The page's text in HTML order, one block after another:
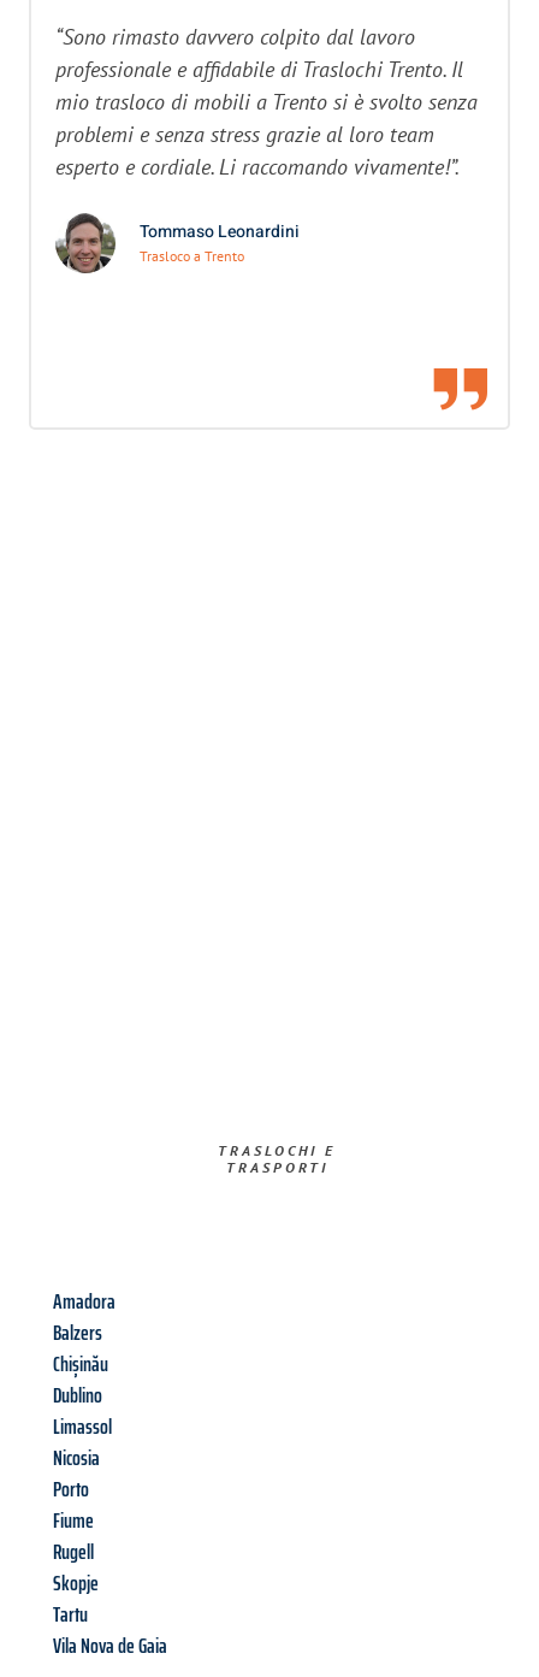
“Sono rimasto davvero colpito dal lavoro
professionale e affidabile di Traslochi Trento. Il
mio trasloco di mobili a Trento si è svolto senza
problemi e senza stress grazie al loro team
esperto e cordiale. Li raccomando vivamente!”.
Tommaso Leonardini
Trasloco a Trento
TRASLOCHI E
TRASPORTI​
Amadora
Balzers
Chișinău
Dublino
Limassol
Nicosia
Porto
Fiume
Rugell
Skopje
Tartu
Vila Nova de Gaia